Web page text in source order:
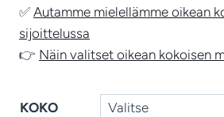
✅ Autamme mielellämme oikean
sijoittelussa
👉 Näin valitset oikean kokoisen
KOKO